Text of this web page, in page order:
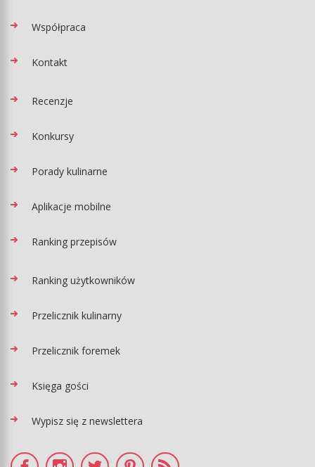
Współpraca
Kontakt
Recenzje
Konkursy
Porady kulinarne
Aplikacje mobilne
Ranking przepisów
Ranking użytkowników
Przelicznik kulinarny
Przelicznik foremek
Księga gości
Wypisz się z newslettera